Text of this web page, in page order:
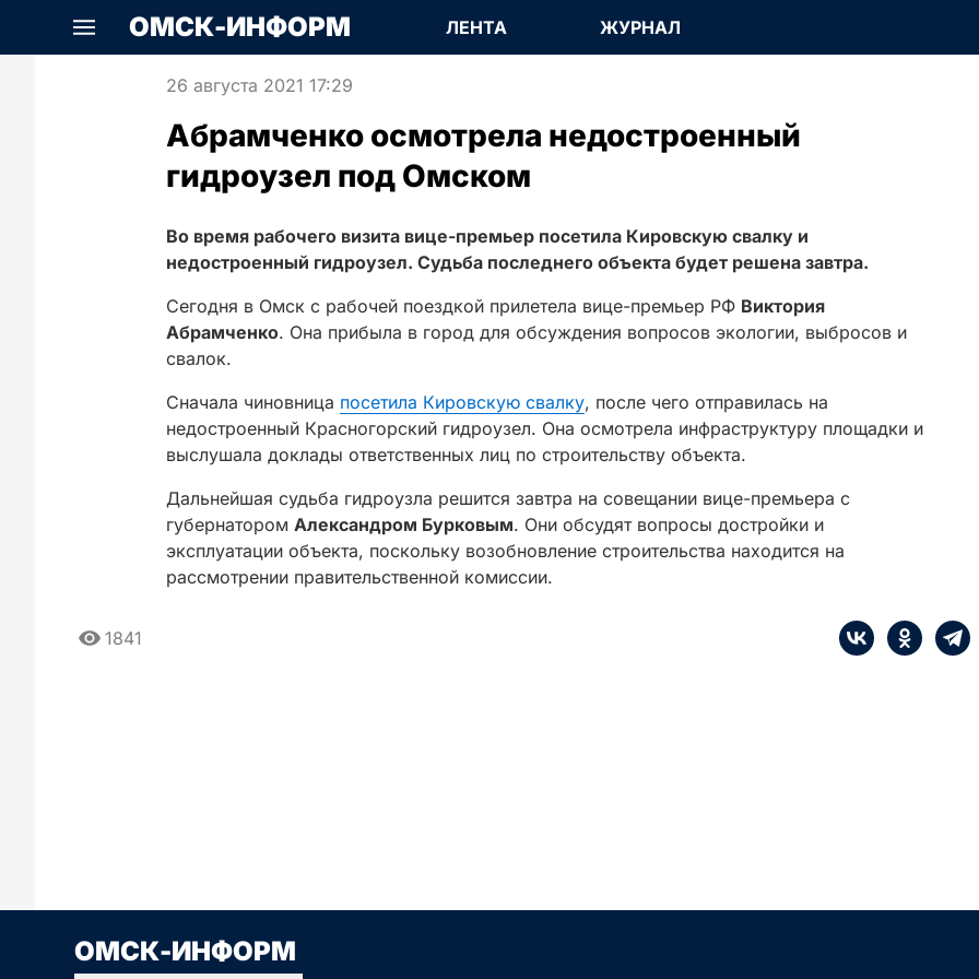
ОМСК-ИНФОРМ ЛЕНТА ЖУРНАЛ
26 августа 2021 17:29
Абрамченко осмотрела недостроенный
гидроузел под Омском
Во время рабочего визита вице-премьер посетила Кировскую свалку и
недостроенный гидроузел. Судьба последнего объекта будет решена завтра.
Сегодня в Омск с рабочей поездкой прилетела вице-премьер РФ Виктория
Абрамченко. Она прибыла в город для обсуждения вопросов экологии, выбросов и
свалок.
Сначала чиновница посетила Кировскую свалку, после чего отправилась на
недостроенный Красногорский гидроузел. Она осмотрела инфраструктуру площадки и
выслушала доклады ответственных лиц по строительству объекта.
Дальнейшая судьба гидроузла решится завтра на совещании вице-премьера с
губернатором Александром Бурковым. Они обсудят вопросы достройки и
эксплуатации объекта, поскольку возобновление строительства находится на
рассмотрении правительственной комиссии.
1841
ОМСК-ИНФОРМ